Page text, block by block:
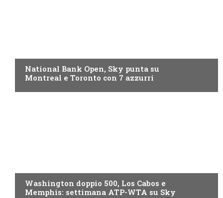
National Bank Open, Sky punta su
Montreal e Toronto con 7 azzurri
Washington doppio 500, Los Cabos e
Memphis: settimana ATP-WTA su Sky